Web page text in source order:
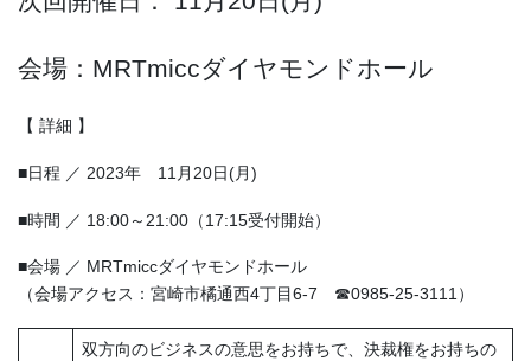
会場：MRTmiccダイヤモンドホール
【 詳細 】
■日程 ／ 2023年 11月20日(月)
■時間 ／ 18:00～21:00（17:15受付開始）
■会場 ／ MRTmiccダイヤモンドホール
（会場アクセス：宮崎市橘通西4丁目6-7 ☎0985-25-3111）
双方向のビジネスの意思をお持ちで、決裁権をお持ちの